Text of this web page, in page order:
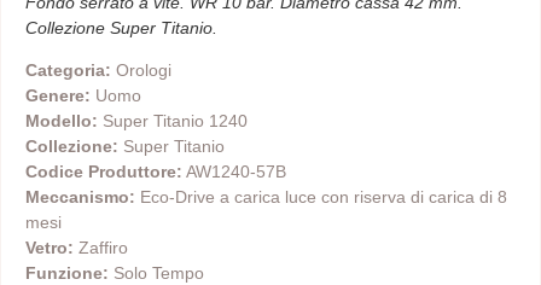
Collezione Super Titanio.
Categoria: Orologi
Genere: Uomo
Modello: Super Titanio 1240
Collezione: Super Titanio
Codice Produttore: AW1240-57B
Meccanismo: Eco-Drive a carica luce con riserva di carica di 8
mesi
Vetro: Zaffiro
Funzione: Solo Tempo